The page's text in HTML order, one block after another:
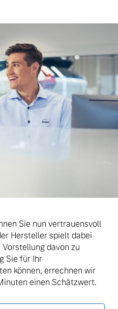
Sie nun vertrauensvoll
Hersteller spielt dabei
Vorstellung davon zu
Sie für Ihr
können, errechnen wir
einen Schätzwert.